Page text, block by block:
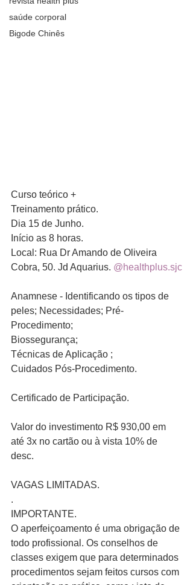
saúde corporal
Bigode Chinês
Curso teórico +
Treinamento prático.
Dia 15 de Junho.
Início as 8 horas.
Local: Rua Dr Amando de Oliveira
Cobra, 50. Jd Aquarius. @healthplus.sjc
Anamnese - Identificando os tipos de
peles; Necessidades; Pré-
Procedimento;
Biossegurança;
Técnicas de Aplicação ;
Cuidados Pós-Procedimento.
Certificado de Participação.
Valor do investimento R$ 930,00 em
até 3x no cartão ou à vista 10% de
desc.
VAGAS LIMITADAS.
.
IMPORTANTE.
O aperfeiçoamento é uma obrigação de
todo profissional. Os conselhos de
classes exigem que para determinados
procedimentos sejam feitos cursos com